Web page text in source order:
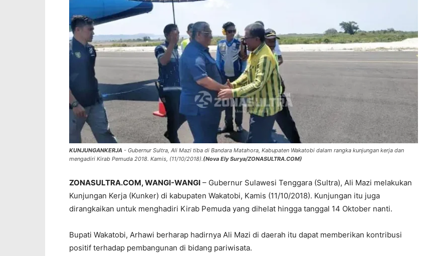
KUNJUNGANKERJA - Gubernur Sultra, Ali Mazi tiba di Bandara Matahora, Kabupaten Wakatobi dalam rangka kunjungan kerja dan
mengadiri Kirab Pemuda 2018. Kamis, (11/10/2018).(Nova Ely Surya/ZONASULTRA.COM)
ZONASULTRA.COM, WANGI-WANGI – Gubernur Sulawesi Tenggara (Sultra), Ali Mazi melakukan
Kunjungan Kerja (Kunker) di kabupaten Wakatobi, Kamis (11/10/2018). Kunjungan itu juga
dirangkaikan untuk menghadiri Kirab Pemuda yang dihelat hingga tanggal 14 Oktober nanti.
Bupati Wakatobi, Arhawi berharap hadirnya Ali Mazi di daerah itu dapat memberikan kontribusi
positif terhadap pembangunan di bidang pariwisata.